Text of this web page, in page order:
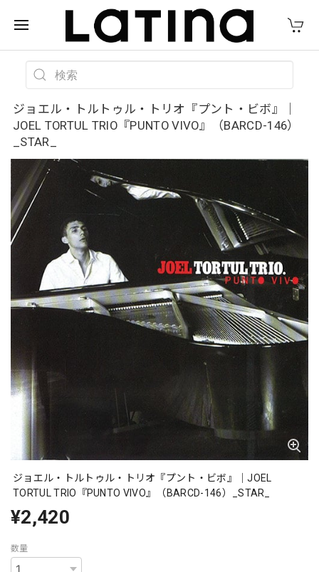
ジョエル・トルトゥル・トリオ『プント・ビボ』｜
JOEL TORTUL TRIO『PUNTO VIVO』（BARCD-146）
_STAR_
ジョエル・トルトゥル・トリオ『プント・ビボ』｜JOEL
TORTUL TRIO『PUNTO VIVO』（BARCD-146）_STAR_
¥2,420
数量